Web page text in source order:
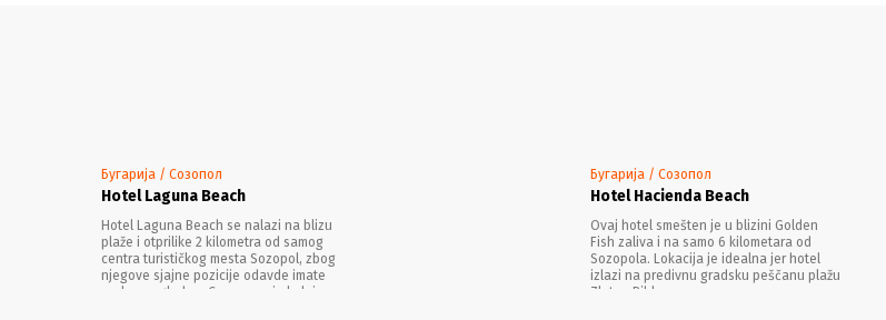
Бугарија / Созопол
Hotel Laguna Beach
Hotel Laguna Beach se nalazi na blizu
plaže i otprilike 2 kilometra od samog
centra turističkog mesta Sozopol, zbog
njegove sjajne pozicije odavde imate
prelep pogled na Crno more i okolni
Бугарија / Созопол
Hotel Hacienda Beach
Ovaj hotel smešten je u blizini Golden
Fish zaliva i na samo 6 kilometara od
Sozopola. Lokacija je idealna jer hotel
izlazi na predivnu gradsku peščanu plažu
Zlatna Ribka.